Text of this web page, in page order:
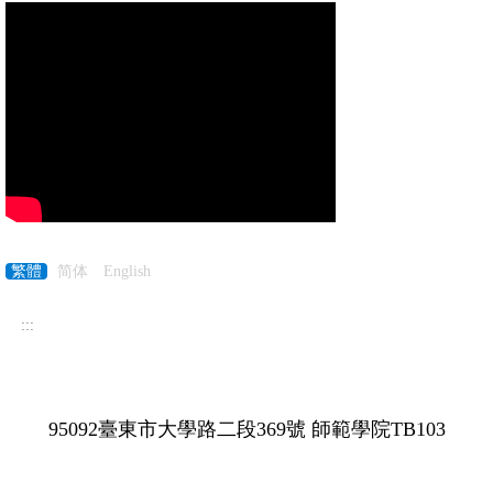
繁體 简体 English
:::
95092臺東市大學路二段369號 師範學院TB103